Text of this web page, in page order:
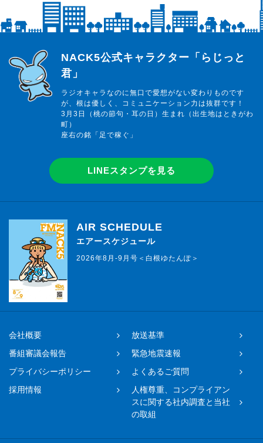
らじっと君
NACK5公式キャラクター「らじっと
君」
ラジオキャラなのに無口で愛想がない変わりものです
が、根は優しく、コミュニケーション力は抜群です！
3月3日（桃の節句・耳の日）生まれ（出生地はときがわ
町）
座右の銘「足で稼ぐ」
LINEスタンプを見る
AIR SCHEDULE
エアースケジュール
2026年8月-9月号＜白根ゆたんぽ＞
会社概要
放送基準
番組審議会報告
緊急地震速報
プライバシーポリシー
よくあるご質問
採用情報
人権尊重、コンプライアン
スに関する社内調査と当社
の取組